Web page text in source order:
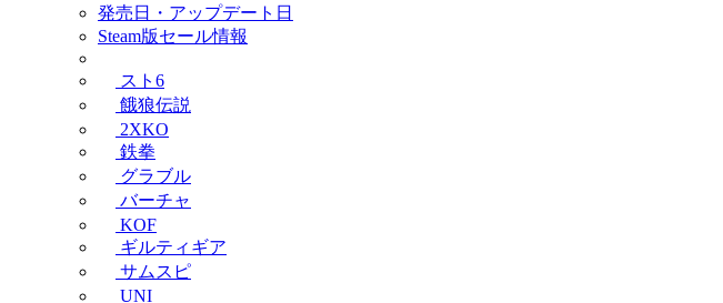
発売日・アップデート日
Steam版セール情報
スト6
餓狼伝説
2XKO
鉄拳
グラブル
バーチャ
KOF
ギルティギア
サムスピ
UNI